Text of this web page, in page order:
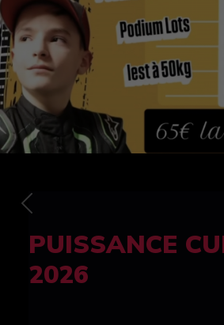
FELINE CUP
féminine
Previous